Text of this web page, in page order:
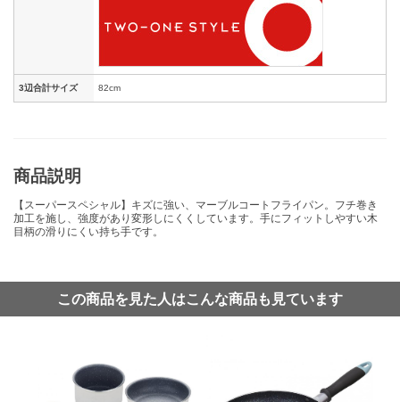
3辺合計サイズ 82cm
商品説明
【スーパースペシャル】キズに強い、マーブルコートフライパン。フチ巻き
加工を施し、強度があり変形しにくくしています。手にフィットしやすい木
目柄の滑りにくい持ち手です。
この商品を見た人はこんな商品も見ています